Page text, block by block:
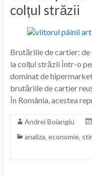
colțul străzii
Brutăriile de cartier: de
la colțul străzii Într-o
dominat de
brutăriile de cartier
În România, acestea
Andrei Boiangiu
analiza, economie,